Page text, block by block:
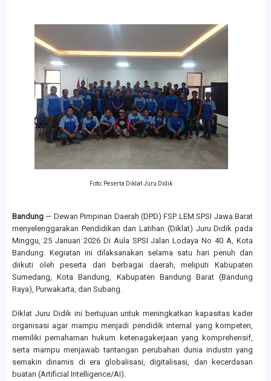
Foto: Peserta Diklat Juru Didik
Bandung — Dewan Pimpinan Daerah (DPD) FSP LEM SPSI Jawa Barat
menyelenggarakan Pendidikan dan Latihan (Diklat) Juru Didik pada
Minggu, 25 Januari 2026 Di Aula SPSI Jalan Lodaya No 40 A, Kota
Bandung. Kegiatan ini dilaksanakan selama satu hari penuh dan
diikuti oleh peserta dari berbagai daerah, meliputi Kabupaten
Sumedang, Kota Bandung, Kabupaten Bandung Barat (Bandung
Raya), Purwakarta, dan Subang.
Diklat Juru Didik ini bertujuan untuk meningkatkan kapasitas kader
organisasi agar mampu menjadi pendidik internal yang kompeten,
memiliki pemahaman hukum ketenagakerjaan yang komprehensif,
serta mampu menjawab tantangan perubahan dunia industri yang
semakin dinamis di era globalisasi, digitalisasi, dan kecerdasan
buatan (Artificial Intelligence/AI).